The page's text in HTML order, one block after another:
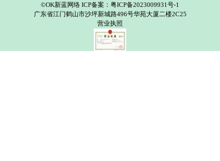
©OK新蓝网络 ICP备案：粤ICP备2023009931号-1
广东省江门鹤山市沙坪新城路496号华苑大厦二楼2C25
营业执照